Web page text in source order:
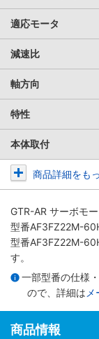
適応モータ
減速比
軸方向
特性
本体取付
商品詳細をも
GTR-AR サーボモ
型番AF3FZ22M-
型番AF3FZ22M-
す。
一部型番の仕様
ので、詳細は
商品情報